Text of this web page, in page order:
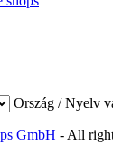
Ország / Nyelv
GmbH - All